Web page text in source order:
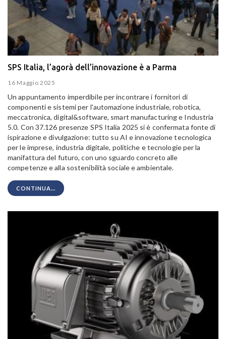
SPS Italia, l’agorà dell’innovazione è a Parma
16 Maggio 2025
Un appuntamento imperdibile per incontrare i fornitori di
componenti e sistemi per l'automazione industriale, robotica,
meccatronica, digital&software, smart manufacturing e Industria
5.0. Con 37.126 presenze SPS Italia 2025 si è confermata fonte di
ispirazione e divulgazione: tutto su AI e innovazione tecnologica
per le imprese, industria digitale, politiche e tecnologie per la
manifattura del futuro, con uno sguardo concreto alle
competenze e alla sostenibilità sociale e ambientale.
CONTINUA...